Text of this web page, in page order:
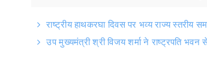
राष्ट्रीय हाथकरघा दिवस पर भव्य राज्य स्तरीय
उप मुख्यमंत्री श्री विजय शर्मा ने राष्ट्रपति